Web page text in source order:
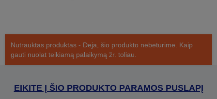
Nutrauktas produktas - Deja, šio produkto nebeturime. Kaip
gauti nuolat teikiamą palaikymą žr. toliau.
EIKITE Į ŠIO PRODUKTO PARAMOS PUSLAPĮ